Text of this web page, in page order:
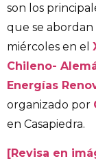
son los
que se abordan
miércoles en el
Chileno-
Energías
organizado por
en Casapiedra.
[Revisa en